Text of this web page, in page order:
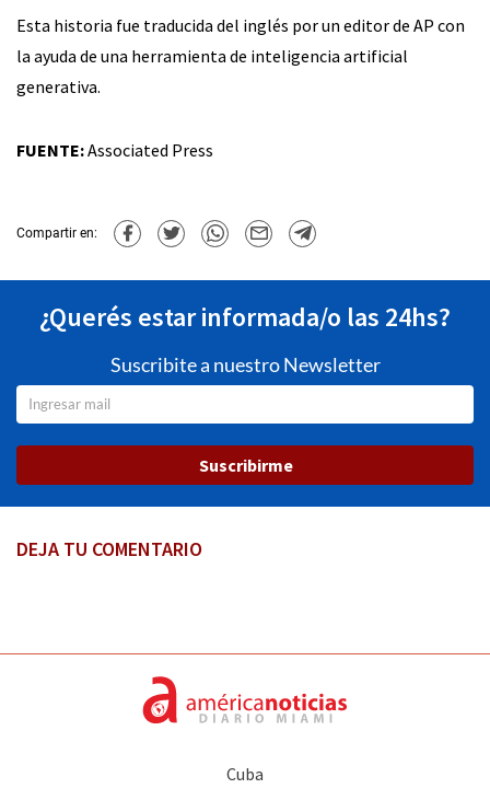
Esta historia fue traducida del inglés por un editor de AP con
la ayuda de una herramienta de inteligencia artificial
generativa.
FUENTE:Associated Press
Compartir en:
¿Querés estar informada/o las 24hs?
Suscribite a nuestro Newsletter
Suscribirme
DEJA TU COMENTARIO
Cuba